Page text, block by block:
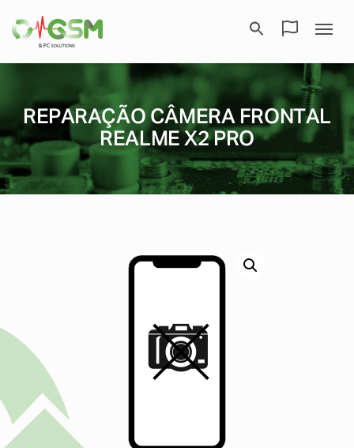
REPARAÇÃO CÂMERA FRONTAL
REALME X2 PRO